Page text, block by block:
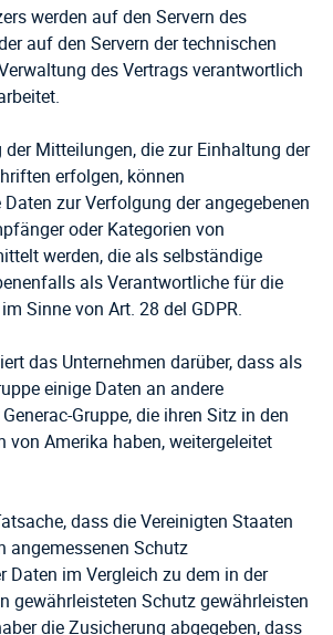
werden auf den Servern des
auf den Servern der technischen
des Vertrags verantwortlich
der Mitteilungen, die zur Einhaltung der
erfolgen, können
zur Verfolgung der angegebenen
oder Kategorien von
werden, die als selbständige
als Verantwortliche für die
Sinne von Art. 28 del GDPR.
das Unternehmen darüber, dass als
einige Daten an andere
Gruppe, die ihren Sitz in den
von Amerika haben, weitergeleitet
dass die Vereinigten Staaten
angemessenen Schutz
Daten im Vergleich zu dem in der
gewährleisteten Schutz gewährleisten
die Zusicherung abgegeben, dass